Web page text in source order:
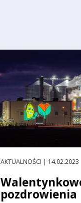
AKTUALNOŚCI | 14.02.2023
pozdrowienia